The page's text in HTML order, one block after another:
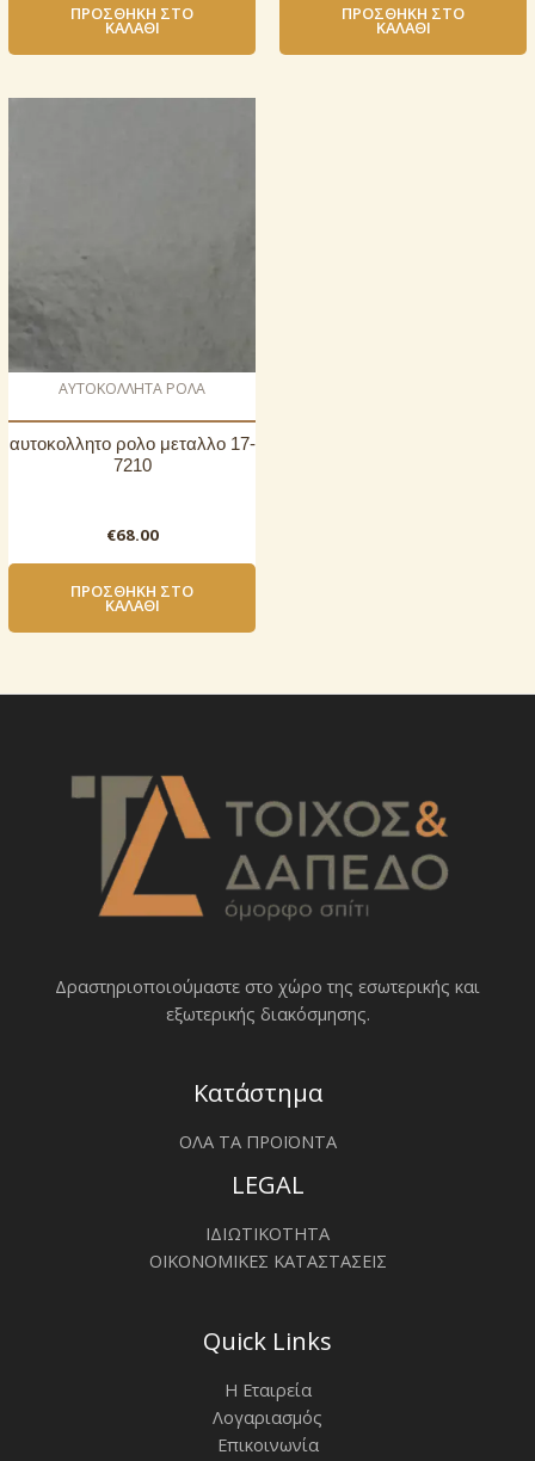
ΠΡΟΣΘΉΚΗ ΣΤΟ
ΚΑΛΆΘΙ
ΠΡΟΣΘΉΚΗ ΣΤΟ
ΚΑΛΆΘΙ
AΥΤΟΚΟΛΛΗΤΑ ΡΟΛΑ
αυτοκoλλητο ρολo μεταλλο 17-
7210
€68.00
ΠΡΟΣΘΉΚΗ ΣΤΟ
ΚΑΛΆΘΙ
Δραστηριοποιoύμαστε στο χώρο της εσωτερικής και
εξωτερικής διακόσμησης.
Κατάστημα
ΟΛΑ ΤΑ ΠΡΟΪΟΝΤΑ
LEGAL
ΙΔΙΩΤΙΚΟΤΗΤΑ
ΟΙΚΟΝΟΜΙΚΕΣ ΚΑΤΑΣΤΑΣΕΙΣ
Quick Links
Η Εταιρεία
Λογαριασμός
Επικοινωνία